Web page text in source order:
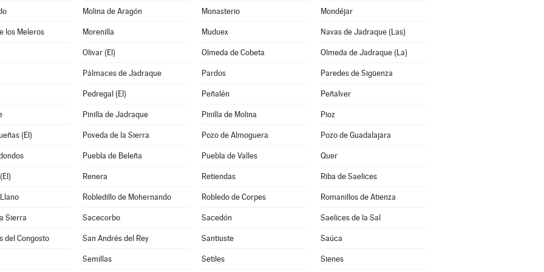
Molina de Aragón Monasterio Mondéjar
los Meleros Morenilla Muduex Navas de Jadraque (Las)
Olivar (El) Olmeda de Cobeta Olmeda de Jadraque (La)
Pálmaces de Jadraque Pardos Paredes de Sigüenza
Pedregal (El) Peñalén Peñalver
Pinilla de Jadraque Pinilla de Molina Pioz
(El) Poveda de la Sierra Pozo de Almoguera Pozo de Guadalajara
Puebla de Beleña Puebla de Valles Quer
Renera Retiendas Riba de Saelices
Robledillo de Mohernando Robledo de Corpes Romanillos de Atienza
Sierra Sacecorbo Sacedón Saelices de la Sal
del Congosto San Andrés del Rey Santiuste Saúca
Semillas Setiles Sienes